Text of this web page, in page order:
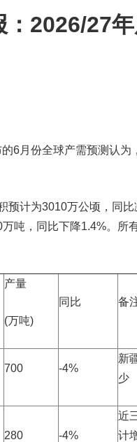
2026/27
6月份全球产需预测认
预计为3010万公顷，同
吨，同比下降1.4%。所
产量
(万吨)
同比 备
700 -4%
新
少
280 -4%
近
计